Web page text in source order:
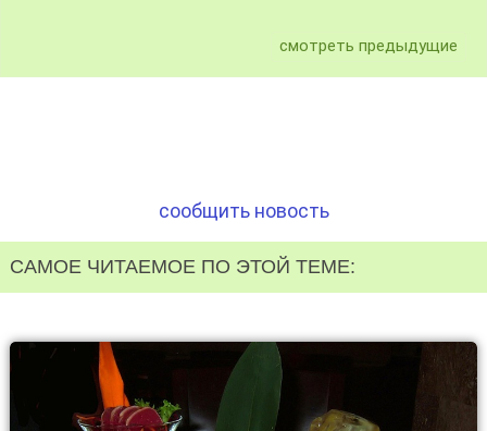
смотреть предыдущие
сообщить новость
САМОЕ ЧИТАЕМОЕ ПО ЭТОЙ ТЕМЕ: